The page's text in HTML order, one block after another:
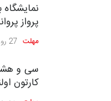
نمایشگاه
پرواز
مهلت 27 روز دیگر
سی و
کارتون